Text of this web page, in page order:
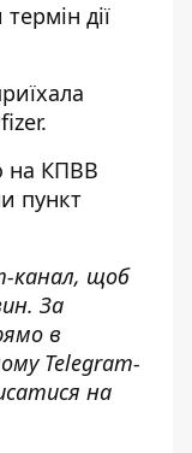
дії
.
на КПВВ
пункт
канал, щоб
За
в
Telegram-
на